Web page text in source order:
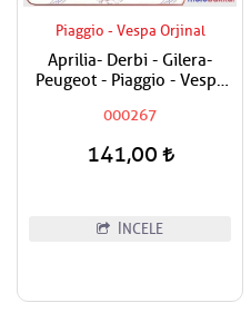
Piaggio - Vespa Orjinal
Aprilia- Derbi - Gilera-
Peugeot - Piaggio - Vespa
000267
141,00
İNCELE